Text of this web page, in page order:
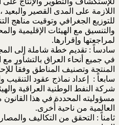
اللازمة على المدى القصير
للتوزيع الجغرافي وتوقيت مناهج
والتنسيق مع الهيئات الإقليمية
لمراجعتها وإقرارها.
سادساً : تقديم خطة شاملة إلى
في جميع أنحاء العراق بالتشأور مع
المنتجة وتصنيف المناطق وفقاً
سابعاً : إعداد نماذج عقود التنقيب
شركة النفط الوطنية العراقية
مسؤوليته المحددة في هذا
العالمية من ناحية أُخرى.
ثامناً : التحقق من التكاليف